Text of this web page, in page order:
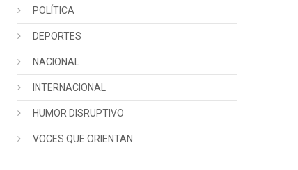
POLÍTICA
DEPORTES
NACIONAL
INTERNACIONAL
HUMOR DISRUPTIVO
VOCES QUE ORIENTAN